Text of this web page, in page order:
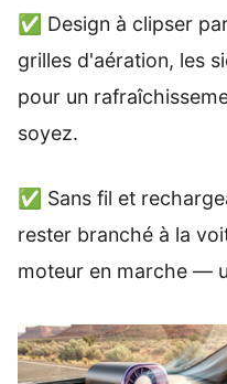
✅ Design à clipser
grilles d'aération, les
pour un
soyez.
✅ Sans fil et
rester branché à la
moteur en marche —